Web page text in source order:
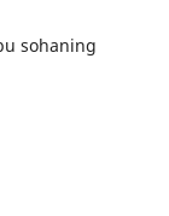
sohaning